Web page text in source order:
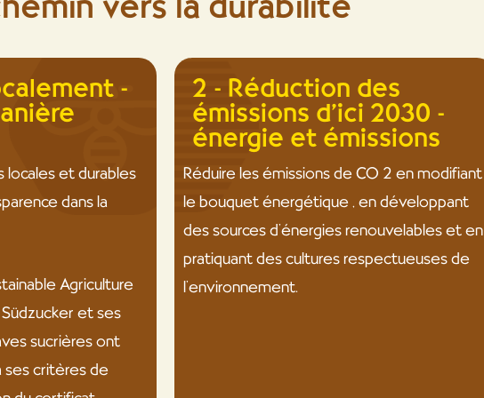
-
locales et durables
dans la
Agriculture
Südzucker et ses
sucrières ont
ses critères de
2 - Réduction des
émissions d'ici 2030 -
énergie et émissions
Réduire les émissions de CO 2 en modifiant
le bouquet énergétique , en développant
des sources d’énergies renouvelables et en
pratiquant des cultures respectueuses de
l’environnement.